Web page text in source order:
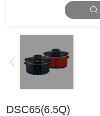
DSC65(6.5Q)